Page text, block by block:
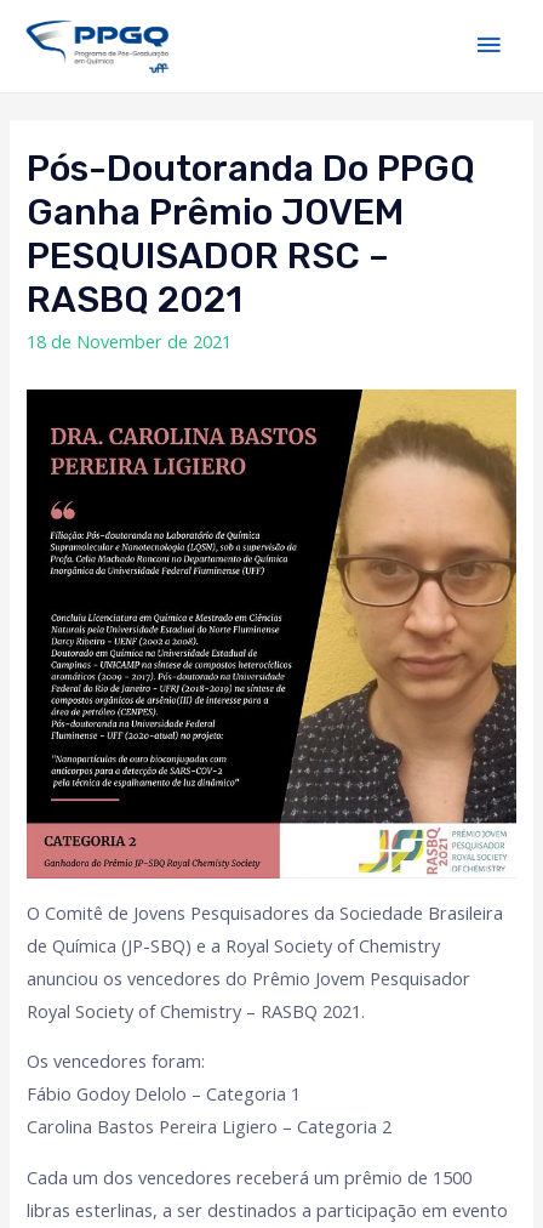
Pós-Doutoranda Do PPGQ
Ganha Prêmio JOVEM
PESQUISADOR RSC –
RASBQ 2021
18 de November de 2021
O Comitê de Jovens Pesquisadores da Sociedade Brasileira
de Química (JP-SBQ) e a Royal Society of Chemistry
anunciou os vencedores do Prêmio Jovem Pesquisador
Royal Society of Chemistry – RASBQ 2021.
Os vencedores foram:
Fábio Godoy Delolo – Categoria 1
Carolina Bastos Pereira Ligiero – Categoria 2
Cada um dos vencedores receberá um prêmio de 1500
libras esterlinas, a ser destinados a participação em evento